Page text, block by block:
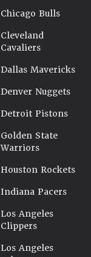
Chicago Bulls
Cleveland
Cavaliers
Dallas Mavericks
Denver Nuggets
Detroit Pistons
Golden State
Warriors
Houston Rockets
Indiana Pacers
Los Angeles
Clippers
Los Angeles